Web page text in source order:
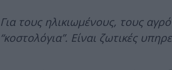
Για τους ηλικιωμένους, τους
“κοστολόγια”. Είναι ζωτικές